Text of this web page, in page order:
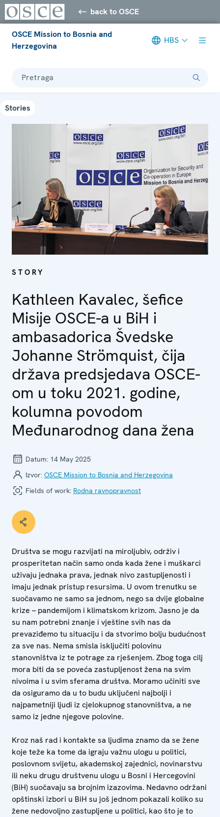
back to OSCE
OSCE Mission to Bosnia and
Herzegovina
HBS
Pretraga
Stories
STORY
Kathleen Kavalec, šefice
Misije OSCE-a u BiH i
ambasadorica Švedske
Johanne Strömquist, čija
država predsjedava OSCE-
om u toku 2021. godine,
kolumna povodom
Međunarodnog dana žena
Datum: 14 May 2025
Izvor: OSCE Mission to Bosnia and Herzegovina
Fields of work: Rodna ravnopravnost
Društva se mogu razvijati na miroljubiv, održiv i
prosperitetan način samo onda kada žene i muškarci
uživaju jednaka prava, jednak nivo zastupljenosti i
imaju jednak pristup resursima. U ovom trenutku se
suočavamo ne samo sa jednom, nego sa dvije globalne
krize – pandemijom i klimatskom krizom. Jasno je da
su nam potrebni znanje i vještine svih nas da
prevaziđemo tu situaciju i da stvorimo bolju budućnost
za sve nas. Nema smisla isključiti polovinu
stanovništva iz te potrage za rješenjem. Zbog toga cilj
mora biti da se poveća zastupljenost žena na svim
nivoima i u svim sferama društva. Moramo učiniti sve
da osiguramo da u to budu uključeni najbolji i
najpametniji ljudi iz cjelokupnog stanovništva, a ne
samo iz jedne njegove polovine.
Kroz naš rad i kontakte sa ljudima znamo da se žene
koje teže ka tome da igraju važnu ulogu u politici,
poslovnom svijetu, akademskoj zajednici, novinarstvu
ili neku drugu društvenu ulogu u Bosni i Hercegovini
(BiH) suočavaju sa brojnim izazovima. Nedavno održani
opštinski izbori u BiH su još jednom pokazali koliko su
žene nedovoljno zastupljene u politici, kao što je to